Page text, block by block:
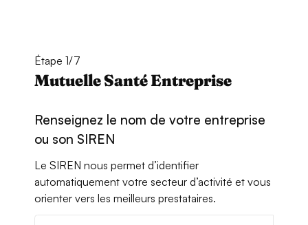
Étape 1/7
Mutuelle Santé Entreprise
Renseignez le nom de votre entreprise
ou son SIREN
Le SIREN nous permet d’identifier
automatiquement votre secteur d’activité et vous
orienter vers les meilleurs prestataires.